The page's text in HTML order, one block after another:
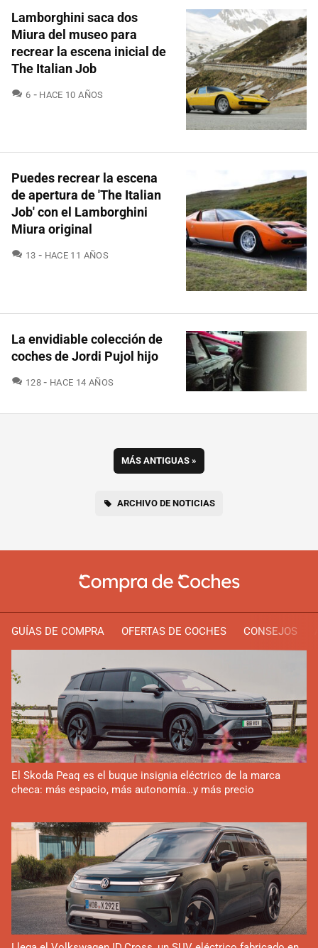
Lamborghini saca dos
Miura del museo para
recrear la escena inicial de
The Italian Job
6 COMENTARIOS
HACE 10 AÑOS
Puedes recrear la escena
de apertura de 'The Italian
Job' con el Lamborghini
Miura original
13 COMENTARIOS
HACE 11 AÑOS
La envidiable colección de
coches de Jordi Pujol hijo
128COMENTARIOS
HACE 14 AÑOS
MÁS ANTIGUAS »
ARCHIVO DE NOTICIAS
GUÍAS DE COMPRA OFERTAS DE COCHES CONSEJOS
El Skoda Peaq es el buque insignia eléctrico de la marca
checa: más espacio, más autonomía…y más precio